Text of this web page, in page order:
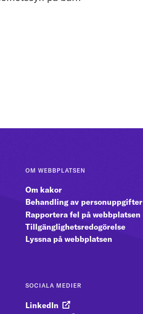
OM WEBBPLATSEN
Om kakor
Behandling av personuppgifter
Rapportera fel på webbplatsen
Tillgänglighetsredogörelse
Lyssna på webbplatsen
SOCIALA MEDIER
LinkedIn